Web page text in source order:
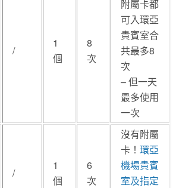
/
1
個
8
次
附屬卡都
可入環亞
貴賓室合
共最多8
次
– 但一天
最多使用
一次
/
1
個
6
次
沒有附屬
卡！ 環亞
機場貴賓
室及指定